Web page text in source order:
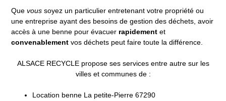
Quevous soyez un particulier entretenant votre propriété ou
une entreprise ayant des besoins de gestion des déchets, avoir
accès à une benne pour évacuer rapidement et
convenablement vos déchets peut faire toute la différence.
ALSACE RECYCLE propose ses services entre autre sur les
villes et communes de :
Location benne La petite-Pierre 67290